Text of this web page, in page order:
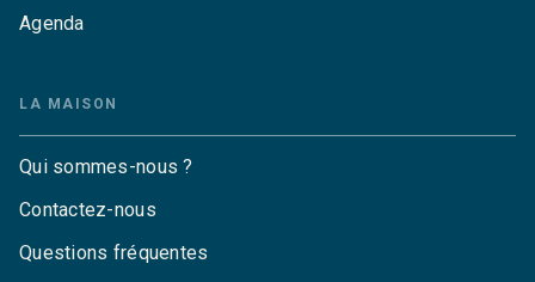
Agenda
LA MAISON
Qui sommes-nous ?
Contactez-nous
Questions fréquentes